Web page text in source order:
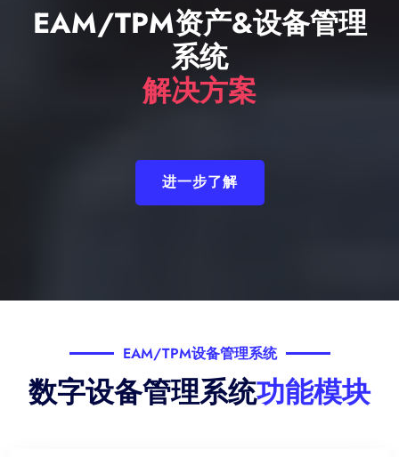
EAM/TPM资产&设备管理
系统
解决方案
进一步了解
EAM/TPM设备管理系统
数字设备管理系统功能模块